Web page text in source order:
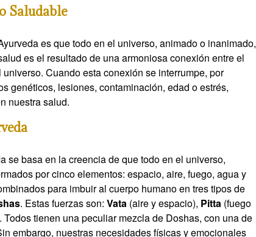
Saludable
es que todo en el universo, animado o inanimado,
es el resultado de una armoniosa conexión entre el
Cuando esta conexión se interrumpe, por
genéticos, lesiones, contaminación, edad o estrés,
nuestra salud.
se basa en la creencia de que todo en el universo,
por cinco elementos: espacio, aire, fuego, agua y
para imbuir al cuerpo humano en tres tipos de
. Estas fuerzas son:Vata (aire y espacio), Pitta (fuego
Todos tienen una peculiar mezcla de Doshas, con una de
embargo, nuestras necesidades físicas y emocionales